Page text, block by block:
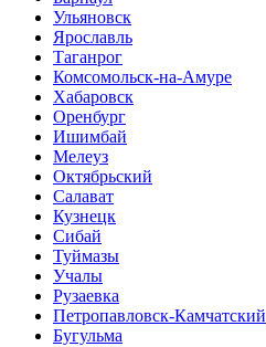
Ульяновск
Ярославль
Таганрог
Комсомольск-на-Амуре
Хабаровск
Оренбург
Ишимбай
Мелеуз
Октябрьский
Салават
Кузнецк
Сибай
Туймазы
Учалы
Рузаевка
Петропавловск-Камчатский
Бугульма